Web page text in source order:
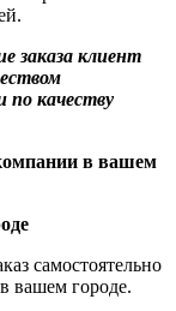
заказа клиент
по качеству
в вашем
самостоятельно
вашем городе.